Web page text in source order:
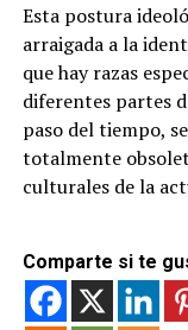
Esta postura
arraigada a la
que hay razas
diferentes partes
paso del tiempo,
totalmente
culturales de la
Comparte si te